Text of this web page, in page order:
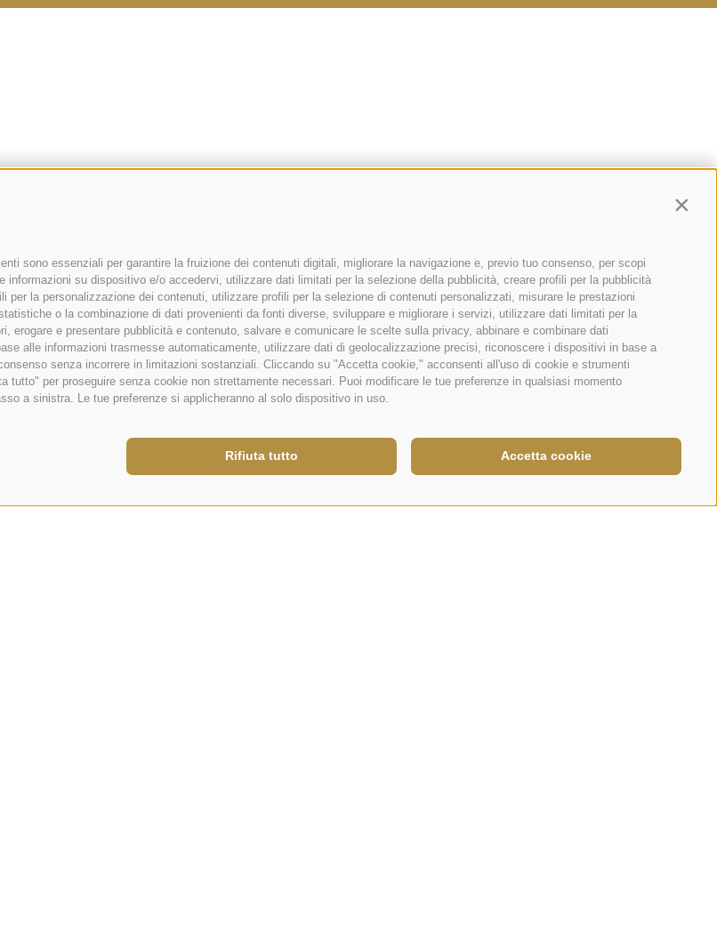
sono essenziali per garantire la fruizione dei contenuti digitali, migliorare la navigazione e, previo tuo consenso, per scopi
su dispositivo e/o accedervi, utilizzare dati limitati per la selezione della pubblicità, creare profili per la pubblicità
la personalizzazione dei contenuti, utilizzare profili per la selezione di contenuti personalizzati, misurare le prestazioni
o la combinazione di dati provenienti da fonti diverse, sviluppare e migliorare i servizi, utilizzare dati limitati per la
erogare e presentare pubblicità e contenuto, salvare e comunicare le scelte sulla privacy, abbinare e combinare dati
alle informazioni trasmesse automaticamente, utilizzare dati di geolocalizzazione precisi, riconoscere i dispositivi in base a
senza incorrere in limitazioni sostanziali. Cliccando su "Accetta cookie," acconsenti all'uso di cookie e strumenti
per proseguire senza cookie non strettamente necessari. Puoi modificare le tue preferenze in qualsiasi momento
a sinistra. Le tue preferenze si applicheranno al solo dispositivo in uso.
Accetta cookie
Rifiuta tutto